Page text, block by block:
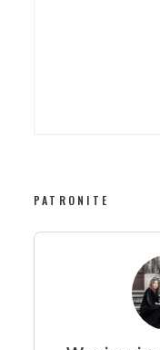
PATRONITE